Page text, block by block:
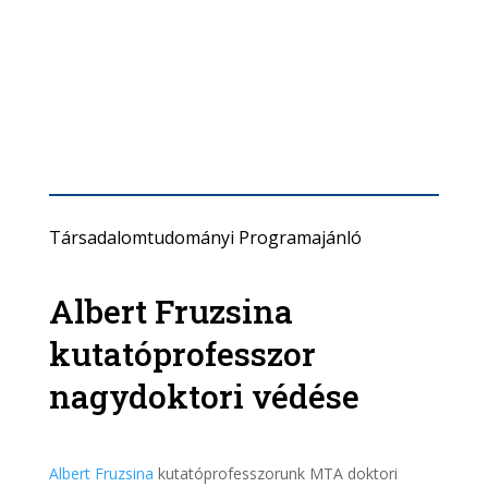
Társadalomtudományi Programajánló
Albert Fruzsina
kutatóprofesszor
nagydoktori védése
Albert Fruzsina kutatóprofesszorunk MTA doktori